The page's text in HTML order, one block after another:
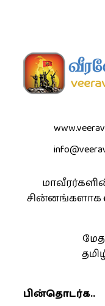
சின்னங்களாக
பின்தொடர்க..